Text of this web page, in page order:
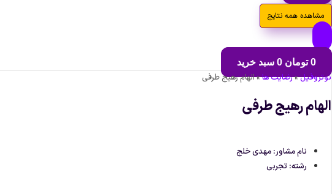
مشاهده همه نتایج
0 تومان 0 سبد خرید
نوتروفیل»رضایت ها»الهام رهیج طرفی
الهام رهیج طرفی
نام مشاور: مهدی خلج
رشته: تجربی